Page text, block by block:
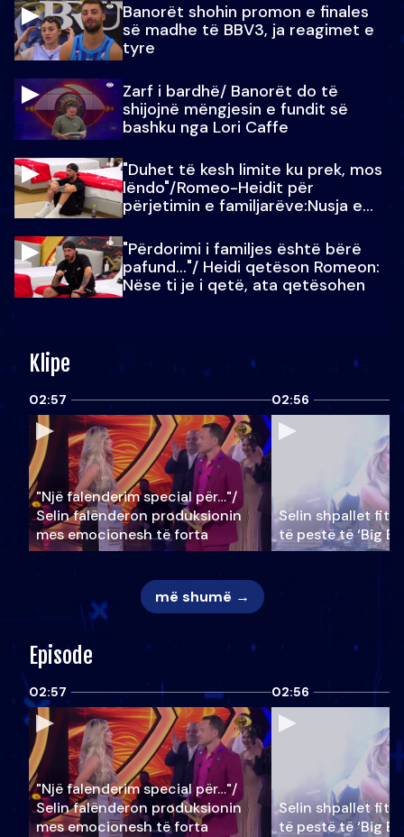
Banorët shohin promon e finales
së madhe të BBV3, ja reagimet e
tyre
Zarf i bardhë/ Banorët do të
shijojnë mëngjesin e fundit së
bashku nga Lori Caffe
"Duhet të kesh limite ku prek, mos
lëndo"/Romeo-Heidit për
përjetimin e familjarëve:Nusja e
"Përdorimi i familjes është bërë
pafund…"/ Heidi qetëson Romeon:
Nëse ti je i qetë, ata qetësohen
Klipe
02:57
"Një falenderim special për…"/
Selin falënderon produksionin
mes emocionesh të forta
02:56
Selin shpallet
të pestë të ‘Big
më shumë →
Episode
02:57
"Një falenderim special për…"/
Selin falënderon produksionin
mes emocionesh të forta
02:56
Selin shpallet
të pestë të ‘Big